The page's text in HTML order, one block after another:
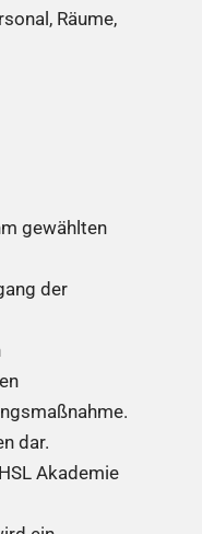
Räume,
gewählten
der
dar.
Akademie